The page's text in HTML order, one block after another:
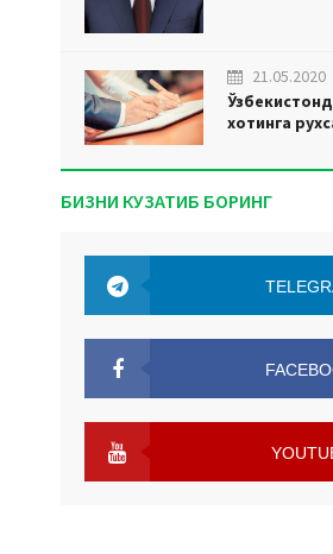
21.05.2020
хотинга
БИЗНИ КУЗАТИБ БОРИНГ